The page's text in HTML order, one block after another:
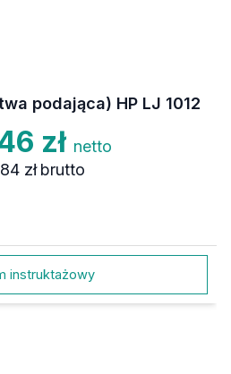
podająca) HP LJ 1012
zł netto
zł brutto
instruktażowy